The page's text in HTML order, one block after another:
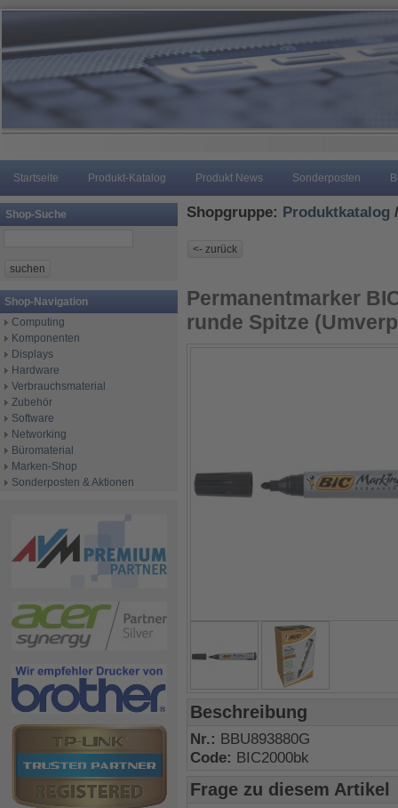
Startseite Produkt-Katalog Produkt News Sonderposten
Shop-Suche
Shop-Navigation
Computing
Komponenten
Displays
Hardware
Verbrauchsmaterial
Zubehör
Software
Networking
Büromaterial
Marken-Shop
Sonderposten & Aktionen
Shopgruppe: Produktkatalog
Permanentmarker
runde Spitze
Beschreibung
Nr.: BBU893880G
Code: BIC2000bk
Frage zu diesem Artikel